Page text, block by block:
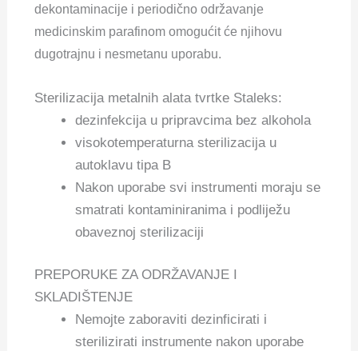
dekontaminacije i periodično održavanje
medicinskim parafinom omogućit će njihovu
dugotrajnu i nesmetanu uporabu.
Sterilizacija metalnih alata tvrtke Staleks:
dezinfekcija u pripravcima bez alkohola
visokotemperaturna sterilizacija u
autoklavu tipa B
Nakon uporabe svi instrumenti moraju se
smatrati kontaminiranima i podliježu
obaveznoj sterilizaciji
PREPORUKE ZA ODRŽAVANJE I
SKLADIŠTENJE
Nemojte zaboraviti dezinficirati i
sterilizirati instrumente nakon uporabe